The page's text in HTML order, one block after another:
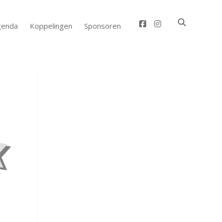
Koppelingen Sponsoren facebook
instagram